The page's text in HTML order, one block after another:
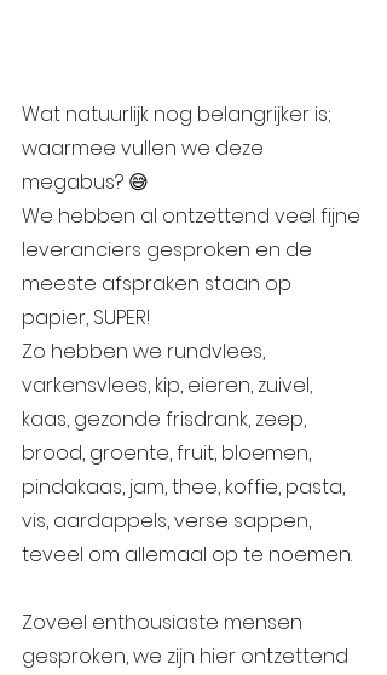
Wat natuurlijk nog belangrijker is;
waarmee vullen we deze
megabus? 😅
We hebben al ontzettend veel fijne
leveranciers gesproken en de
meeste afspraken staan op
papier, SUPER!
Zo hebben we rundvlees,
varkensvlees, kip, eieren, zuivel,
kaas, gezonde frisdrank, zeep,
brood, groente, fruit, bloemen,
pindakaas, jam, thee, koffie, pasta,
vis, aardappels, verse sappen,
teveel om allemaal op te noemen.
Zoveel enthousiaste mensen
gesproken, we zijn hier ontzettend